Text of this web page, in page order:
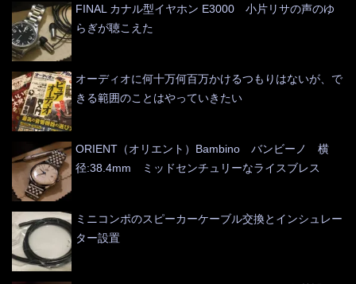
FINAL カナル型イヤホン E3000 小片リサの声のゆ
らぎが聴こえた
オーディオに何十万何百万かけるつもりはないが、で
きる範囲のことはやっていきたい
ORIENT（オリエント）Bambino バンビーノ 横
径:38.4mm ミッドセンチュリーなライスブレス
ミニコンポのスピーカーケーブル交換とインシュレー
ター設置